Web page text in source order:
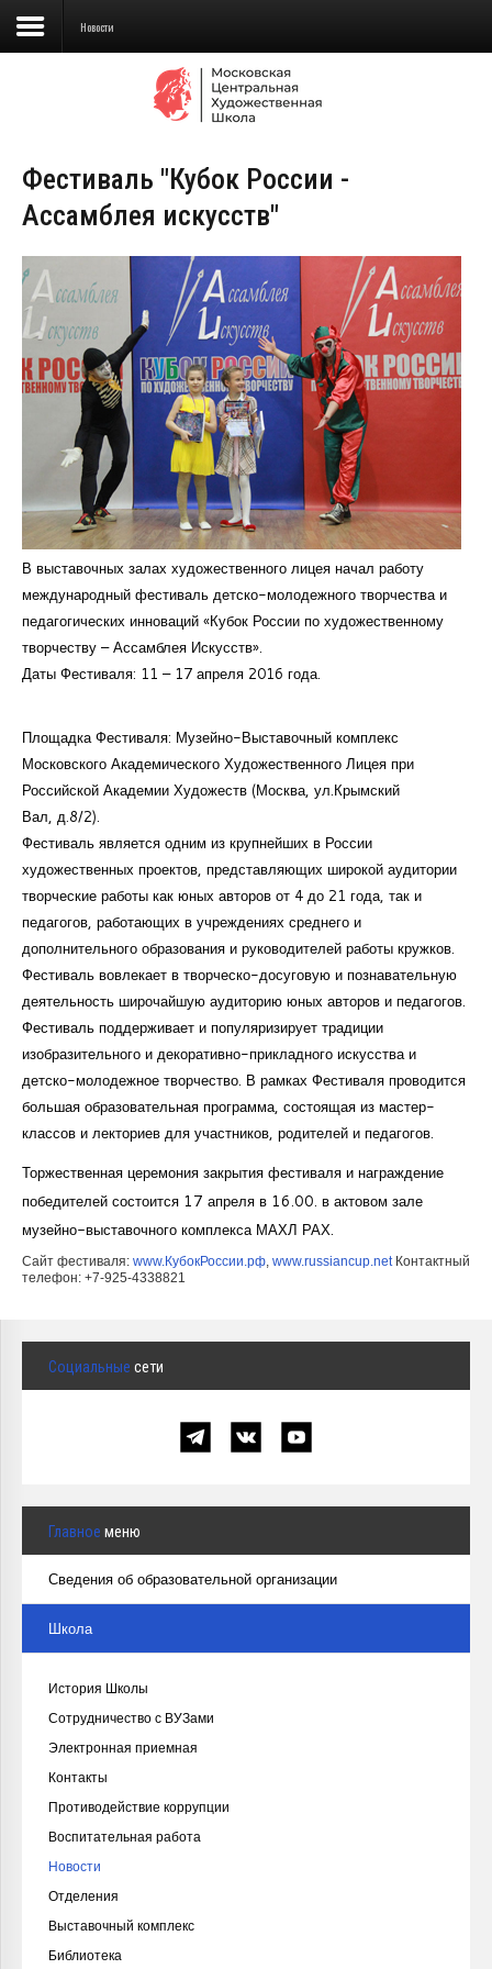
Сведения об образовательной
Школа
Училище
Детская Художественная школа
Поступающим
Подготовка
Образование
Доп. образование
Курсы повышения квалификации
Центр непрерывного образования
Конкурсы
Творческий инкубатор
Новости
Фестиваль "Кубок России -
Ассамблея искусств"
В выставочных залах художественного лицея начал работу
международный фестиваль детско-молодежного творчества и
педагогических инноваций «Кубок России по художественному
творчеству – Ассамблея Искусств».
Даты Фестиваля: 11 – 17 апреля 2016 года.
Площадка Фестиваля: Музейно-Выставочный комплекс
Московского Академического Художественного Лицея при
Российской Академии Художеств (Москва, ул.Крымский
Вал, д.8/2).
Фестиваль является одним из крупнейших в России
художественных проектов, представляющих широкой аудитории
творческие работы как юных авторов от 4 до 21 года, так и
педагогов, работающих в учреждениях среднего и
дополнительного образования и руководителей работы кружков.
Фестиваль вовлекает в творческо-досуговую и познавательную
деятельность широчайшую аудиторию юных авторов и педагогов.
Фестиваль поддерживает и популяризирует традиции
изобразительного и декоративно-прикладного искусства и
детско-молодежное творчество. В рамках Фестиваля проводится
большая образовательная программа, состоящая из мастер-
классов и лекториев для участников, родителей и педагогов.
Торжественная церемония закрытия фестиваля и награждение
победителей состоится 17 апреля в 16.00. в актовом зале
музейно-выставочного комплекса МАХЛ РАХ.
Сайт фестиваля: www.КубокРоссии.рф, www.russiancup.netКонтактный
телефон: +7-925-4338821
Социальные сети
Главное меню
Сведения об образовательной организации
Школа
История Школы
Сотрудничество с ВУЗами
Электронная приемная
Контакты
Противодействие коррупции
Воспитательная работа
Новости
Отделения
Выставочный комплекс
Библиотека